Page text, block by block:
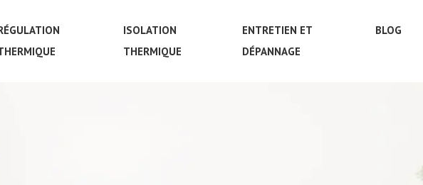
ISOLATION
THERMIQUE
ENTRETIEN ET
DÉPANNAGE
BLOG